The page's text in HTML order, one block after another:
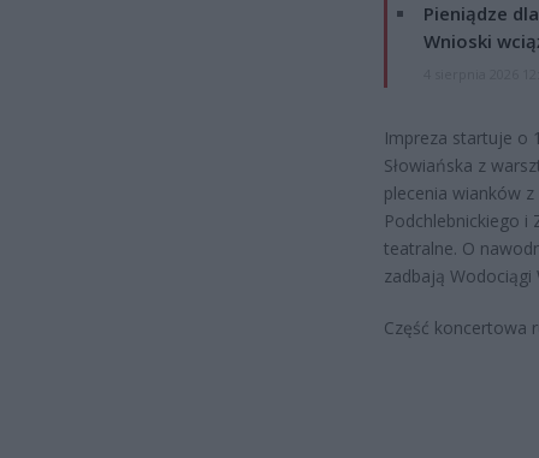
Pieniądze
Wnioski
Impreza startuje o
Słowiańska z
plecenia wianków
Podchlebnickiego i
teatralne. O
zadbają
Część koncertowa